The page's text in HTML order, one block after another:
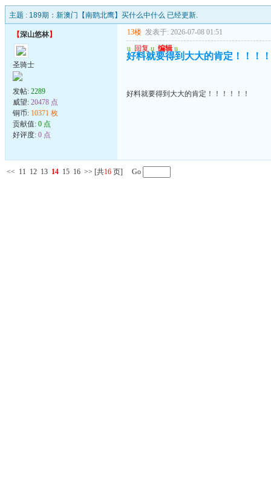
主题 : 189期：新澳门【南鹞北鹰】买什么中什么 已经更新.
【深山悠林】
圣骑士
发帖: 2289
威望: 20478 点
铜币: 10371 枚
贡献值: 0 点
好评度: 0 点
13楼 发表于: 2026-07-08 01:51
u 回复 u 编辑 u
好料就要得到大大的肯定！！！
好料就要得到大大的肯定！！！！！！
<< 11 12 13 14 15 16 >> [共16 页] Go